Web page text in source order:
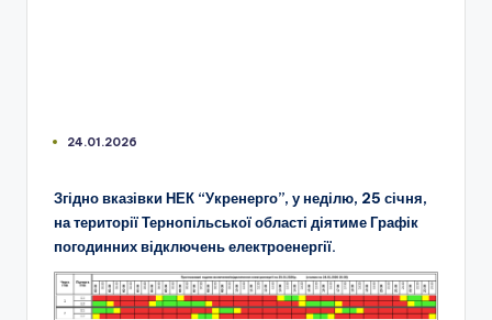
24.01.2026
Згідно вказівки НЕК “Укренерго”, у неділю, 25 січня,
на території Тернопільської області діятиме Графік
погодинних відключень електроенергії.